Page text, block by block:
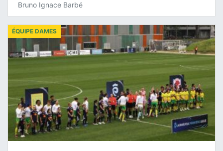
Bruno Ignace Barbé
ÉQUIPE DAMES